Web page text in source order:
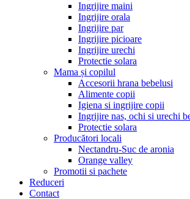
Ingrijire maini
Ingrijire orala
Ingrijire par
Ingrijire picioare
Ingrijire urechi
Protectie solara
Mama și copilul
Accesorii hrana bebelusi
Alimente copii
Igiena si ingrijire copii
Ingrijire nas, ochi si urechi
Protectie solara
Producători locali
Nectandru-Suc de aronia
Orange valley
Promotii si pachete
Reduceri
Contact